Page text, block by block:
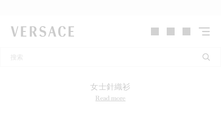
VERSACE | 主页
女士針織衫
Read more